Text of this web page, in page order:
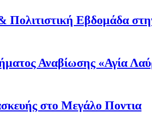
Πολιτιστική Εβδομάδα
Αναβίωσης «Αγία
στο Μεγάλο Ποντια